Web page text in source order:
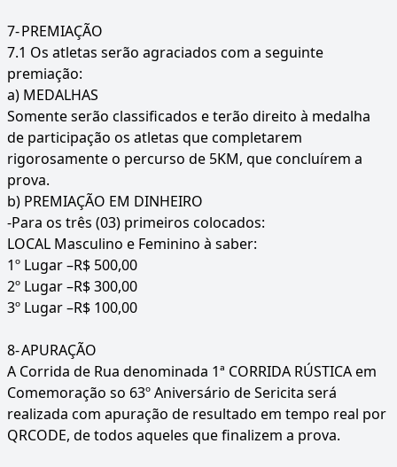
7-PREMIAÇÃO
7.1 Os atletas serão agraciados com a seguinte
premiação:
a) MEDALHAS
Somente serão classificados e terão direito à medalha
de participação os atletas que completarem
rigorosamente o percurso de 5KM, que concluírem a
prova.
b) PREMIAÇÃO EM DINHEIRO
-Para os três (03) primeiros colocados:
LOCAL Masculino e Feminino à saber:
1º Lugar –R$ 500,00
2º Lugar –R$ 300,00
3º Lugar –R$ 100,00
8-APURAÇÃO
A Corrida de Rua denominada 1ª CORRIDA RÚSTICA em
Comemoração so 63º Aniversário de Sericita será
realizada com apuração de resultado em tempo real por
QRCODE, de todos aqueles que finalizem a prova.